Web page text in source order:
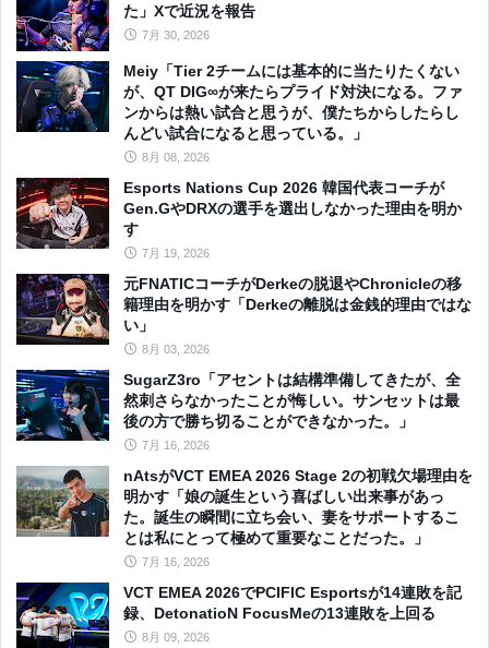
た」Xで近況を報告
7月 30, 2026
Meiy「Tier 2チームには基本的に当たりたくない
が、QT DIG∞が来たらプライド対決になる。ファ
ンからは熱い試合と思うが、僕たちからしたらし
んどい試合になると思っている。」
8月 08, 2026
Esports Nations Cup 2026 韓国代表コーチが
Gen.GやDRXの選手を選出しなかった理由を明か
す
7月 19, 2026
元FNATICコーチがDerkeの脱退やChronicleの移
籍理由を明かす「Derkeの離脱は金銭的理由ではな
い」
8月 03, 2026
SugarZ3ro「アセントは結構準備してきたが、全
然刺さらなかったことが悔しい。サンセットは最
後の方で勝ち切ることができなかった。」
7月 16, 2026
nAtsがVCT EMEA 2026 Stage 2の初戦欠場理由を
明かす「娘の誕生という喜ばしい出来事があっ
た。誕生の瞬間に立ち会い、妻をサポートするこ
とは私にとって極めて重要なことだった。」
7月 16, 2026
VCT EMEA 2026でPCIFIC Esportsが14連敗を記
録、DetonatioN FocusMeの13連敗を上回る
8月 09, 2026